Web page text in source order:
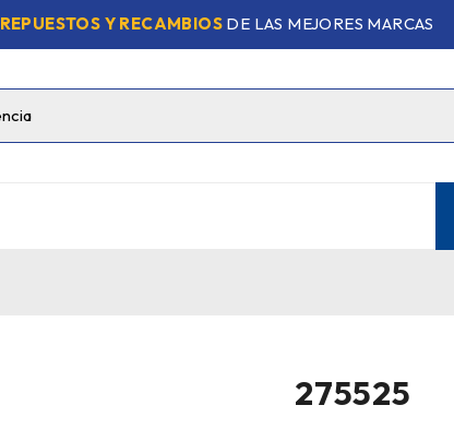
REPUESTOS Y RECAMBIOS DE LAS MEJORES MARCAS
275525